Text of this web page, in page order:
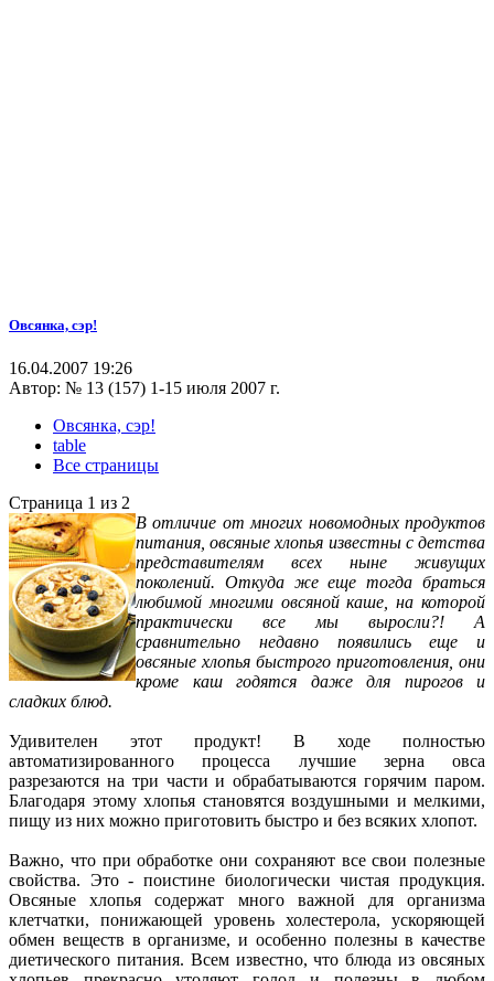
Овсянка, сэр!
16.04.2007 19:26
Автор: № 13 (157) 1-15 июля 2007 г.
Овсянка, сэр!
table
Все страницы
Страница 1 из 2
В отличие от многих новомодных продуктов
питания, овсяные хлопья известны с детства
представителям всех ныне живущих
поколений. Откуда же еще тогда браться
любимой многими овсяной каше, на которой
практически все мы выросли?! А
сравнительно недавно появились еще и
овсяные хлопья быстрого приготовления, они
кроме каш годятся даже для пирогов и
сладких блюд.
Удивителен этот продукт! В ходе полностью
автоматизированного процесса лучшие зерна овса
разрезаются на три части и обрабатываются горячим паром.
Благодаря этому хлопья становятся воздушными и мелкими,
пищу из них можно приготовить быстро и без всяких хлопот.
Важно, что при обработке они сохраняют все свои полезные
свойства. Это - поистине биологически чистая продукция.
Овсяные хлопья содержат много важной для организма
клетчатки, понижающей уровень холестерола, ускоряющей
обмен веществ в организме, и особенно полезны в качестве
диетического питания. Всем известно, что блюда из овсяных